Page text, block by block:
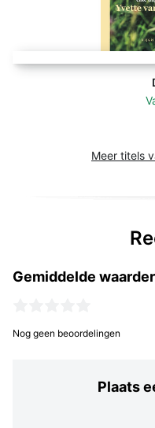
Meer titels
Gemiddelde
Nog geen beoordelingen
Plaats